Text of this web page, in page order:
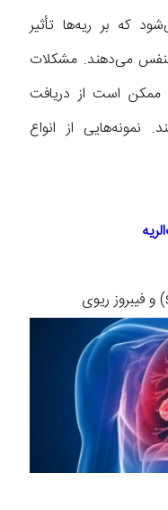
که بر ریه‌ها تأثیر
تنفس می‌دهند. مشکلات
ممکن است از دریافت
نمونه‌هایی از انواع